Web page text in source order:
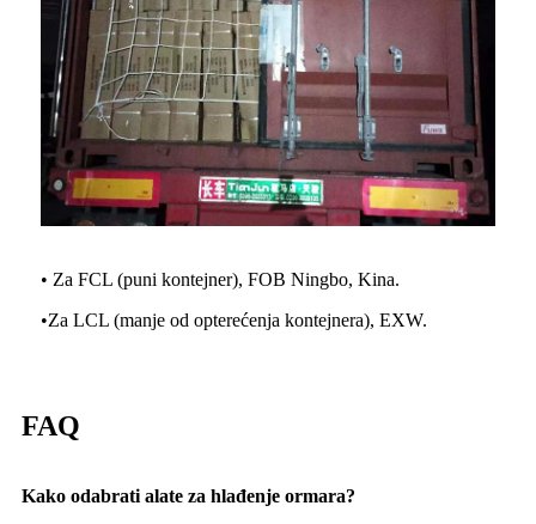
• Za FCL (puni kontejner), FOB Ningbo, Kina.
•Za LCL (manje od opterećenja kontejnera), EXW.
FAQ
Kako odabrati alate za hlađenje ormara?